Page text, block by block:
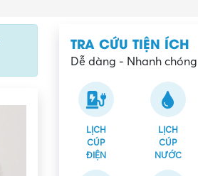
TRA CỨU TIỆN ÍCH
Dễ dàng - Nhanh
LỊCH
CÚP
ĐIỆN
LỊCH
CÚP
NƯỚC